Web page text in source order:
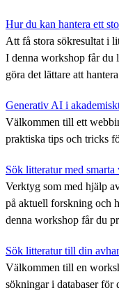
Hur du kan hantera ett
Att få stora sökresultat i
I denna workshop får du
göra det lättare att
Generativ AI i
Välkommen till ett
praktiska tips och tricks
Sök litteratur med
Verktyg som med hjälp
på aktuell forskning och
denna workshop får du
Sök litteratur till din
Välkommen till en
sökningar i databaser